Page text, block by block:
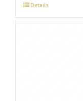
Details